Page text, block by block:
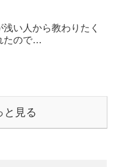
い人から教わりたく
たので…
と見る